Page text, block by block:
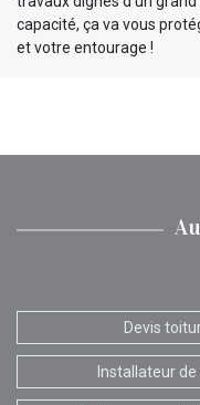
capacité, ça va vous
et votre entourage !
Devis
Installateur